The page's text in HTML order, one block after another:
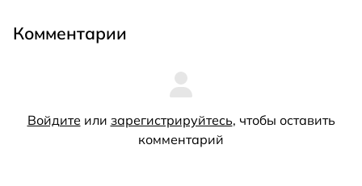
Комментарии
Войдите или зарегистрируйтесь, чтобы оставить
комментарий